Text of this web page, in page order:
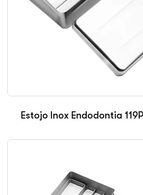
Estojo Inox Endodontia